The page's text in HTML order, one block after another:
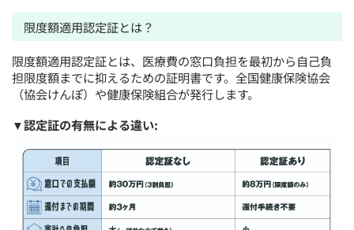
限度額適用認定証とは？
限度額適用認定証とは、医療費の窓口負担を最初から自己負
担限度額までに抑えるための証明書です。全国健康保険協会
（協会けんぽ）や健康保険組合が発行します。
▼認定証の有無による違い: